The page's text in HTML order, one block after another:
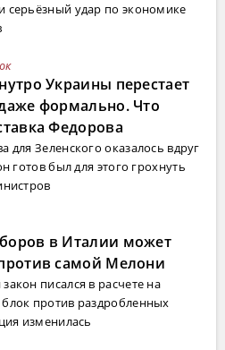
серьёзный удар по экономике
Украины перестает
формально. Что
Федорова
для Зеленского оказалось вдруг
готов был для этого грохнуть
в Италии может
самой Мелони
писался в расчете на
против раздробленных
изменилась